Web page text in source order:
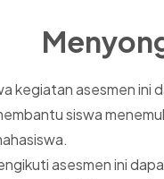
kegiatan asesmen
siswa
asesmen ini